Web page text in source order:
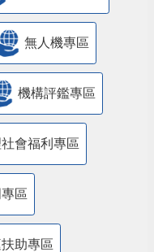
無人機專區
機構評鑑專區
會福利專區
區
助專區